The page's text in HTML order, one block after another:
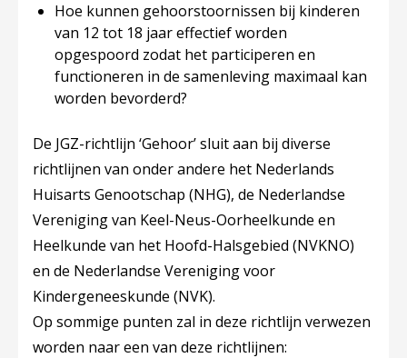
Hoe kunnen gehoorstoornissen bij kinderen
van 12 tot 18 jaar effectief worden
opgespoord zodat het participeren en
functioneren in de samenleving maximaal kan
worden bevorderd?
De JGZ-richtlijn ‘Gehoor’ sluit aan bij diverse
richtlijnen van onder andere het Nederlands
Huisarts Genootschap (NHG), de Nederlandse
Vereniging van Keel-Neus-Oorheelkunde en
Heelkunde van het Hoofd-Halsgebied (NVKNO)
en de Nederlandse Vereniging voor
Kindergeneeskunde (NVK).
Op sommige punten zal in deze richtlijn verwezen
worden naar een van deze richtlijnen: